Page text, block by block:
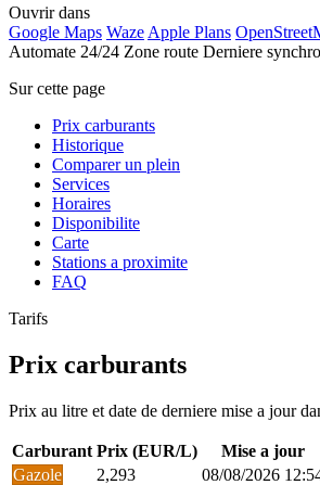
Ouvrir dans
Google Maps Waze Apple Plans
Automate 24/24 Zone route Derniere
Sur cette page
Prix carburants
Historique
Comparer un plein
Services
Horaires
Disponibilite
Carte
Stations a proximite
FAQ
Tarifs
Prix carburants
Prix au litre et date de derniere mise a jour
Carburant Prix (EUR/L)
Mise a jour
Gazole
2,293
08/08/2026